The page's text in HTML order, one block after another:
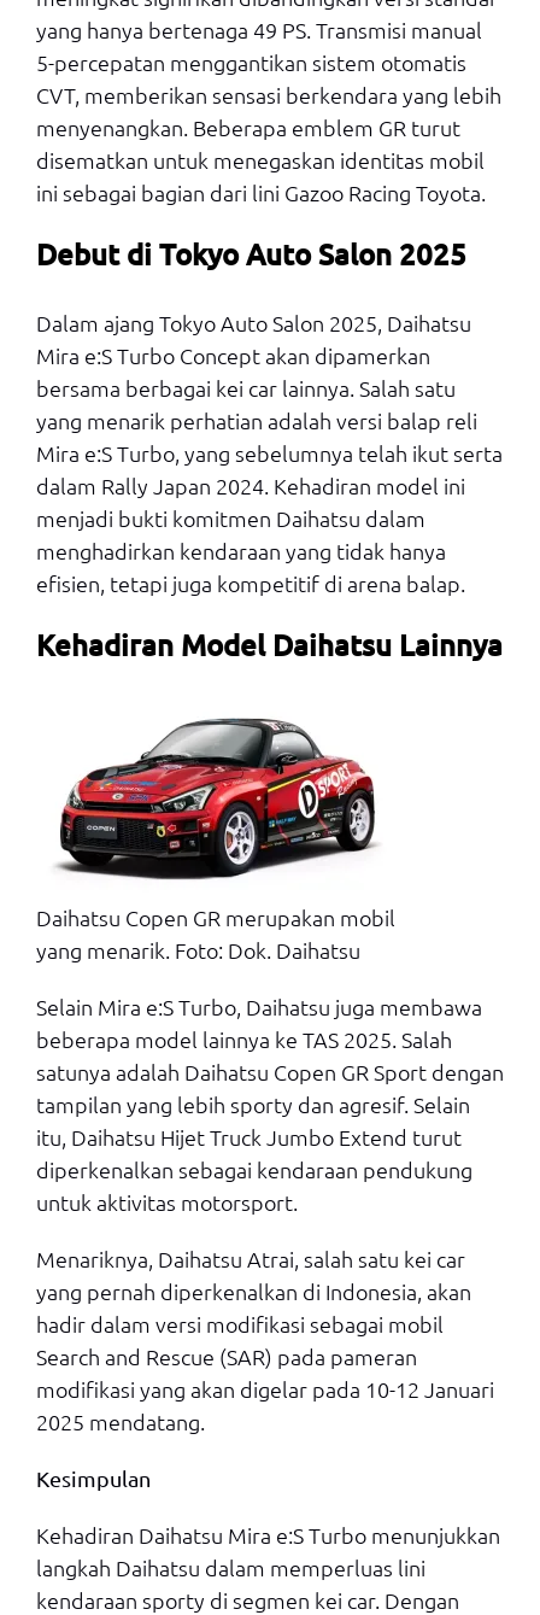
yang hanya bertenaga 49 PS. Transmisi manual
5-percepatan menggantikan sistem otomatis
CVT, memberikan sensasi berkendara yang lebih
menyenangkan. Beberapa emblem GR turut
disematkan untuk menegaskan identitas mobil
ini sebagai bagian dari lini Gazoo Racing Toyota.
Debut di Tokyo Auto Salon 2025
Dalam ajang Tokyo Auto Salon 2025, Daihatsu
Mira e:S Turbo Concept akan dipamerkan
bersama berbagai kei car lainnya. Salah satu
yang menarik perhatian adalah versi balap reli
Mira e:S Turbo, yang sebelumnya telah ikut serta
dalam Rally Japan 2024. Kehadiran model ini
menjadi bukti komitmen Daihatsu dalam
menghadirkan kendaraan yang tidak hanya
efisien, tetapi juga kompetitif di arena balap.
Kehadiran Model Daihatsu Lainnya
Daihatsu Copen GR merupakan mobil
yang menarik. Foto: Dok. Daihatsu
Selain Mira e:S Turbo, Daihatsu juga membawa
beberapa model lainnya ke TAS 2025. Salah
satunya adalah Daihatsu Copen GR Sport dengan
tampilan yang lebih sporty dan agresif. Selain
itu, Daihatsu Hijet Truck Jumbo Extend turut
diperkenalkan sebagai kendaraan pendukung
untuk aktivitas motorsport.
Menariknya, Daihatsu Atrai, salah satu kei car
yang pernah diperkenalkan di Indonesia, akan
hadir dalam versi modifikasi sebagai mobil
Search and Rescue (SAR) pada pameran
modifikasi yang akan digelar pada 10-12 Januari
2025 mendatang.
Kesimpulan
Kehadiran Daihatsu Mira e:S Turbo menunjukkan
langkah Daihatsu dalam memperluas lini
kendaraan sporty di segmen kei car. Dengan